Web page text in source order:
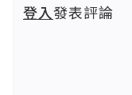
登入發表評論